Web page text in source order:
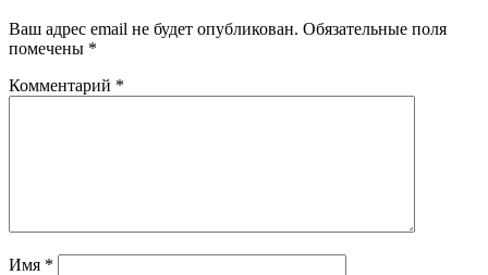
Ваш адрес email не будет опубликован. Обязательные поля
помечены *
Комментарий *
Имя *